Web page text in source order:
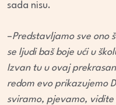
sada nisu.
–Predstavljamo sve ono
se ljudi baš boje ući u
Izvan tu u ovaj
redom evo prikazujemo
sviramo, pjevamo, vidite